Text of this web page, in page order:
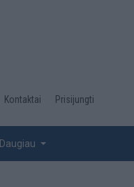
Kontaktai Prisijungti
Daugiau